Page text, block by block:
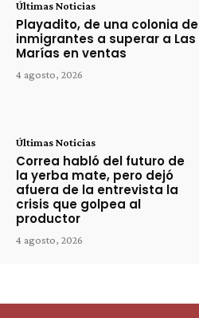
Últimas Noticias
Playadito, de una colonia de
inmigrantes a superar a Las
Marías en ventas
4 agosto, 2026
Últimas Noticias
Correa habló del futuro de
la yerba mate, pero dejó
afuera de la entrevista la
crisis que golpea al
productor
4 agosto, 2026